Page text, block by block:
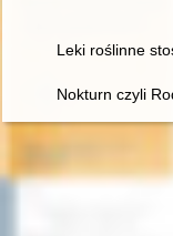
Leki roślinne
Nokturn czyli